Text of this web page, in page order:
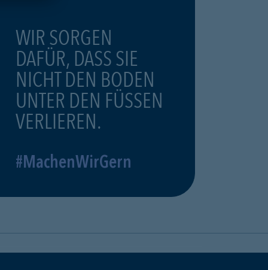
WIR SORGEN
DAFÜR, DASS SIE
NICHT DEN BODEN
UNTER DEN FÜSSEN
VERLIEREN.
#MachenWirGern